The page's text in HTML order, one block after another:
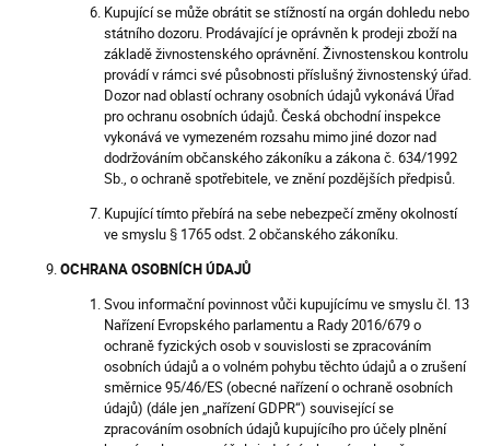
Kupující se může obrátit se stížností na orgán dohledu nebo
státního dozoru. Prodávající je oprávněn k prodeji zboží na
základě živnostenského oprávnění. Živnostenskou kontrolu
provádí v rámci své působnosti příslušný živnostenský úřad.
Dozor nad oblastí ochrany osobních údajů vykonává Úřad
pro ochranu osobních údajů. Česká obchodní inspekce
vykonává ve vymezeném rozsahu mimo jiné dozor nad
dodržováním občanského zákoníku a zákona č. 634/1992
Sb., o ochraně spotřebitele, ve znění pozdějších předpisů.
Kupující tímto přebírá na sebe nebezpečí změny okolností
ve smyslu § 1765 odst. 2 občanského zákoníku.
OCHRANA OSOBNÍCH ÚDAJŮ
Svou informační povinnost vůči kupujícímu ve smyslu čl. 13
Nařízení Evropského parlamentu a Rady 2016/679 o
ochraně fyzických osob v souvislosti se zpracováním
osobních údajů a o volném pohybu těchto údajů a o zrušení
směrnice 95/46/ES (obecné nařízení o ochraně osobních
údajů) (dále jen „nařízení GDPR“) související se
zpracováním osobních údajů kupujícího pro účely plnění